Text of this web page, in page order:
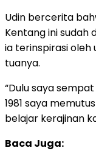
Udin bercerita
Kentang ini sudah
ia terinspirasi oleh
tuanya.
“Dulu saya
1981 saya
belajar kerajinan
Baca Juga: